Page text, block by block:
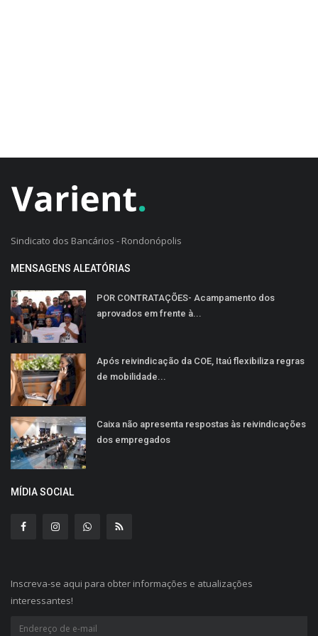
Sindicato dos Bancários - Rondonópolis
MENSAGENS ALEATÓRIAS
POR CONTRATAÇÕES- Acampamento dos
aprovados em frente à...
Após reivindicação da COE, Itaú flexibiliza regras
de mobilidade...
Caixa não apresenta respostas às reivindicações
dos empregados
MÍDIA SOCIAL
Inscreva-se aqui para obter informações e atualizações
interessantes!